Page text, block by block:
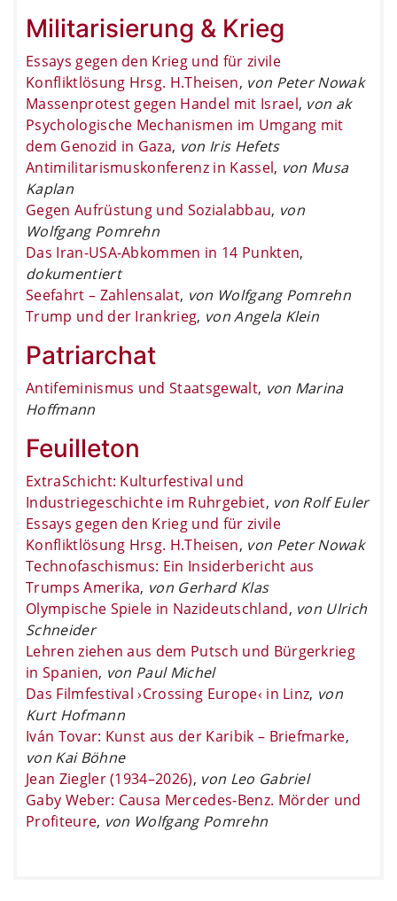
Militarisierung & Krieg
Essays gegen den Krieg und für zivile
Konfliktlösung Hrsg. H.Theisen, von Peter Nowak
Massenprotest gegen Handel mit Israel, von ak
Psychologische Mechanismen im Umgang mit
dem Genozid in Gaza, von Iris Hefets
Antimilitarismuskonferenz in Kassel, von Musa
Kaplan
Gegen Aufrüstung und Sozialabbau, von
Wolfgang Pomrehn
Das Iran-USA-Abkommen in 14 Punkten,
dokumentiert
Seefahrt – Zahlensalat, von Wolfgang Pomrehn
Trump und der Irankrieg, von Angela Klein
Patriarchat
Antifeminismus und Staatsgewalt, von Marina
Hoffmann
Feuilleton
ExtraSchicht: Kulturfestival und
Industriegeschichte im Ruhrgebiet, von Rolf Euler
Essays gegen den Krieg und für zivile
Konfliktlösung Hrsg. H.Theisen, von Peter Nowak
Technofaschismus: Ein Insiderbericht aus
Trumps Amerika, von Gerhard Klas
Olympische Spiele in Nazideutschland, von Ulrich
Schneider
Lehren ziehen aus dem Putsch und Bürgerkrieg
in Spanien, von Paul Michel
Das Filmfestival ›Crossing Europe‹ in Linz, von
Kurt Hofmann
Iván Tovar: Kunst aus der Karibik – Briefmarke,
von Kai Böhne
Jean Ziegler (1934–2026), von Leo Gabriel
Gaby Weber: Causa Mercedes-Benz. Mörder und
Profiteure, von Wolfgang Pomrehn